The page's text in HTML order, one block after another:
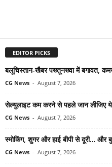
EDITOR PICKS
बलूचिस्तान-खैबर पख्तूनख्वा में बगावत,
CG News - August 7, 2026
सेल्युलाइट कम करने से पहले जान लीजिए
CG News - August 7, 2026
स्मोकिंग, शुगर और हाई बीपी से दूरी… और
CG News - August 7, 2026